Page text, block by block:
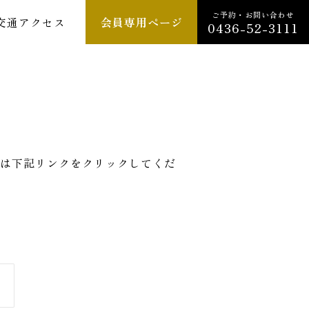
通アクセス 会員専用ページ ご予約・お問い合わせ
0436-52-3111
下記リンクをクリックしてくだ